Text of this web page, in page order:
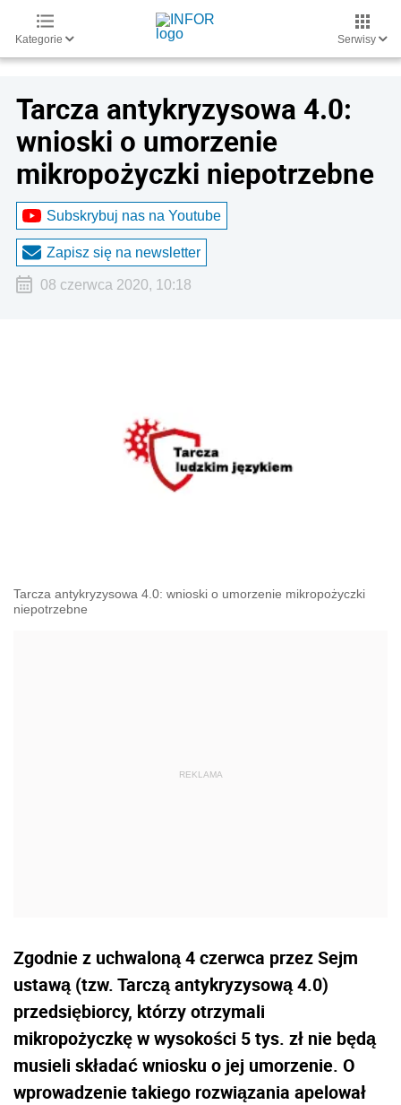
Kategorie Serwisy
Tarcza antykryzysowa 4.0:
wnioski o umorzenie
mikropożyczki niepotrzebne
Subskrybuj nas na Youtube
Zapisz się na newsletter
08 czerwca 2020, 10:18
Tarcza antykryzysowa 4.0: wnioski o umorzenie mikropożyczki
niepotrzebne
Zgodnie z uchwaloną 4 czerwca przez Sejm
ustawą (tzw. Tarczą antykryzysową 4.0)
przedsiębiorcy, którzy otrzymali
mikropożyczkę w wysokości 5 tys. zł nie będą
musieli składać wniosku o jej umorzenie. O
wprowadzenie takiego rozwiązania apelował